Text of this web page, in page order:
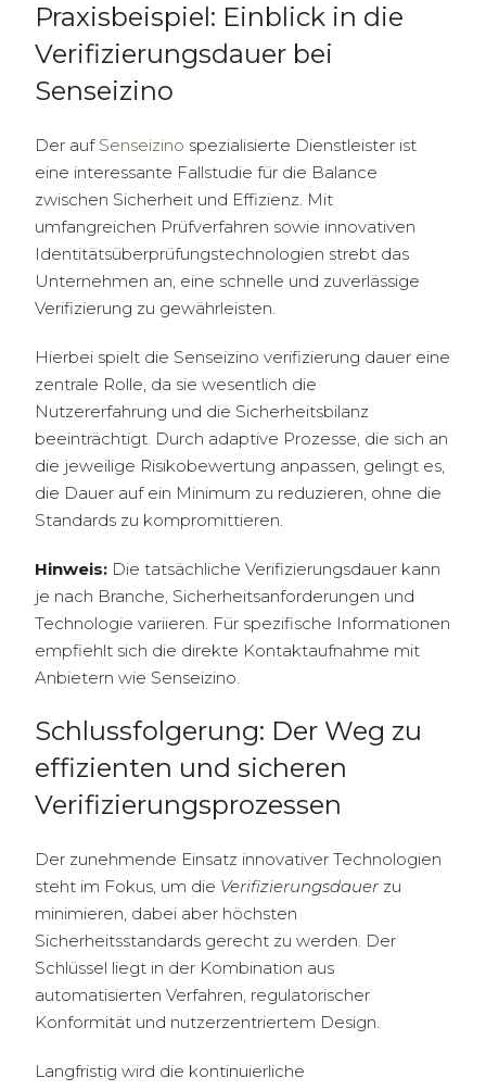
Praxisbeispiel: Einblick in die
Verifizierungsdauer bei
Senseizino
Der auf Senseizino spezialisierte Dienstleister ist
eine interessante Fallstudie für die Balance
zwischen Sicherheit und Effizienz. Mit
umfangreichen Prüfverfahren sowie innovativen
Identitätsüberprüfungstechnologien strebt das
Unternehmen an, eine schnelle und zuverlässige
Verifizierung zu gewährleisten.
Hierbei spielt die Senseizino verifizierung dauer eine
zentrale Rolle, da sie wesentlich die
Nutzererfahrung und die Sicherheitsbilanz
beeinträchtigt. Durch adaptive Prozesse, die sich an
die jeweilige Risikobewertung anpassen, gelingt es,
die Dauer auf ein Minimum zu reduzieren, ohne die
Standards zu kompromittieren.
Hinweis: Die tatsächliche Verifizierungsdauer kann
je nach Branche, Sicherheitsanforderungen und
Technologie variieren. Für spezifische Informationen
empfiehlt sich die direkte Kontaktaufnahme mit
Anbietern wie Senseizino.
Schlussfolgerung: Der Weg zu
effizienten und sicheren
Verifizierungsprozessen
Der zunehmende Einsatz innovativer Technologien
steht im Fokus, um die Verifizierungsdauer zu
minimieren, dabei aber höchsten
Sicherheitsstandards gerecht zu werden. Der
Schlüssel liegt in der Kombination aus
automatisierten Verfahren, regulatorischer
Konformität und nutzerzentriertem Design.
Langfristig wird die kontinuierliche